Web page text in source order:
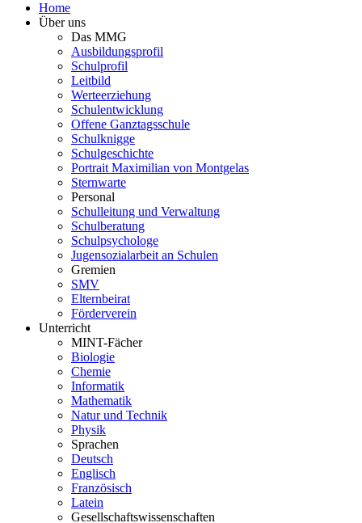
Home
Über uns
Das MMG
Ausbildungsprofil
Schulprofil
Leitbild
Werteerziehung
Schulentwicklung
Offene Ganztagsschule
Schulknigge
Schulgeschichte
Portrait Maximilian von Montgelas
Sternwarte
Personal
Schulleitung und Verwaltung
Schulberatung
Schulpsychologe
Jugensozialarbeit an Schulen
Gremien
SMV
Elternbeirat
Förderverein
Unterricht
MINT-Fächer
Biologie
Chemie
Informatik
Mathematik
Natur und Technik
Physik
Sprachen
Deutsch
Englisch
Französisch
Latein
Gesellschaftswissenschaften